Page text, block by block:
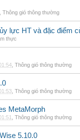
Thông gió thông thường
lực HT và đặc điểm
thực
Thông gió thông thường
Thông gió thông thường
MetaMorph
Thông gió thông thường
5.10.0